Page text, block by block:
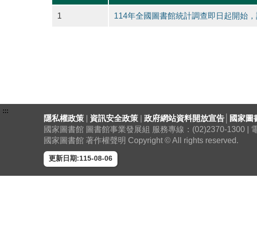
1 114年全國圖書館統計調查即日起開始
:::
隱私權政策 資訊安全政策 政府網站資料開放宣告
國家圖
國家圖書館 圖書館事業發展組 服務專線：(02)2370-1300 |
國家圖書館 著作權聲明 Copyright © All rights reserved.
更新日期:115-08-06